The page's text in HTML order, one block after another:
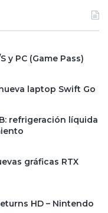
y PC (Game Pass)
laptop Swift Go
refrigeración líquida
gráficas RTX
HD – Nintendo